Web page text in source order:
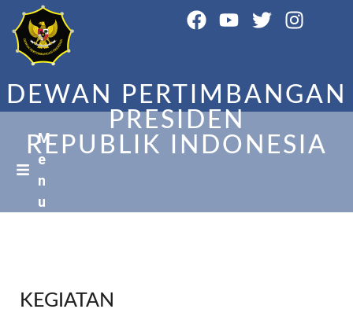
DEWAN PERTIMBANGAN
PRESIDEN
REPUBLIK INDONESIA
M
e
n
u
KEGIATAN